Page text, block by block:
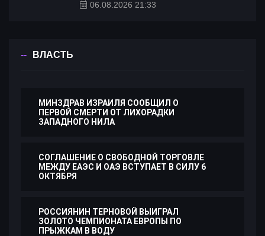
06.08.2026 21:33
ВЛАСТЬ
МИНЗДРАВ ИЗРАИЛЯ СООБЩИЛ О
ПЕРВОЙ СМЕРТИ ОТ ЛИХОРАДКИ
ЗАПАДНОГО НИЛА
СОГЛАШЕНИЕ О СВОБОДНОЙ ТОРГОВЛЕ
МЕЖДУ ЕАЭС И ОАЭ ВСТУПАЕТ В СИЛУ 6
ОКТЯБРЯ
РОССИЯНИН ТЕРНОВОЙ ВЫИГРАЛ
ЗОЛОТО ЧЕМПИОНАТА ЕВРОПЫ ПО
ПРЫЖКАМ В ВОДУ